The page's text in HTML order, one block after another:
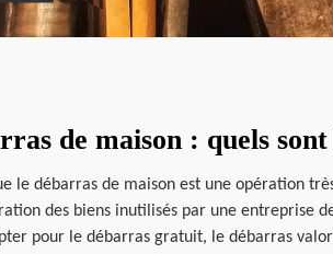
de maison : quels
le débarras de maison est une opération
des biens inutilisés par une entreprise
pour le débarras gratuit, le débarras